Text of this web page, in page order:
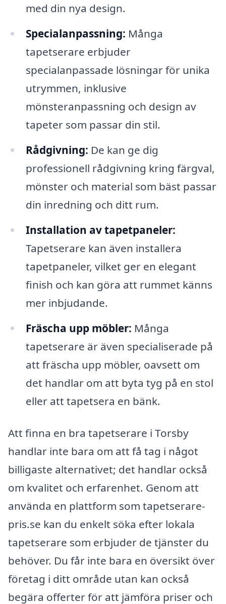
med din nya design.
Specialanpassning: Många
tapetserare erbjuder
specialanpassade lösningar för unika
utrymmen, inklusive
mönsteranpassning och design av
tapeter som passar din stil.
Rådgivning: De kan ge dig
professionell rådgivning kring färgval,
mönster och material som bäst passar
din inredning och ditt rum.
Installation av tapetpaneler:
Tapetserare kan även installera
tapetpaneler, vilket ger en elegant
finish och kan göra att rummet känns
mer inbjudande.
Fräscha upp möbler: Många
tapetserare är även specialiserade på
att fräscha upp möbler, oavsett om
det handlar om att byta tyg på en stol
eller att tapetsera en bänk.
Att finna en bra tapetserare i Torsby
handlar inte bara om att få tag i något
billigaste alternativet; det handlar också
om kvalitet och erfarenhet. Genom att
använda en plattform som tapetserare-
pris.se kan du enkelt söka efter lokala
tapetserare som erbjuder de tjänster du
behöver. Du får inte bara en översikt över
företag i ditt område utan kan också
begära offerter för att jämföra priser och